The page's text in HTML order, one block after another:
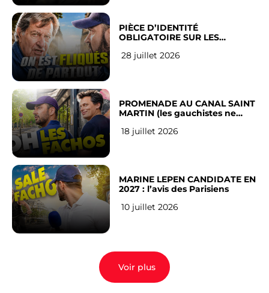
PIÈCE D’IDENTITÉ
OBLIGATOIRE SUR LES
Français
28 juillet 2026
PROMENADE AU CANAL SAINT
MARTIN (les gauchistes ne
18 juillet 2026
MARINE LEPEN CANDIDATE EN
2027 : l’avis des Parisiens
10 juillet 2026
Voir plus